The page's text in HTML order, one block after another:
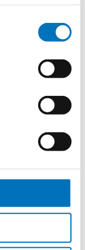
GPS receivers.
and Tx, Rx,
with MDS ~-168
Optical